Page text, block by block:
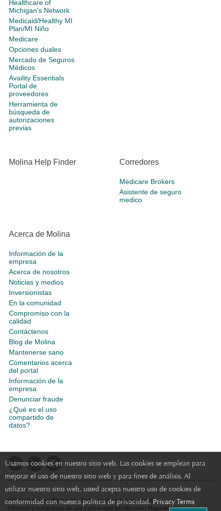
Usamos cookies en nuestro sitio web. Las cookies se emplean para
mejorar el uso de nuestro sitio web y para fines de análisis. Al
utilizar nuestro sitio web, usted acepta nuestro uso de cookies de
conformidad con nuestra política de privacidad.Privacy Terms
Healthcare of
Michigan's Network
Medicaid/Healthy MI
Plan/MI Niño
Medicare
Opciones duales
Mercado de Seguros
Médicos
Availity Essentials
Portal de
proveedores
Herramienta de
búsqueda de
autorizaciones
previas
Molina Help Finder Corredores
Medicare Brokers
Asistente de seguro
medico
Acerca de Molina
Información de la
empresa
Acerca de nosotros
Noticias y medios
Inversionistas
En la comunidad
Compromiso con la
calidad
Contáctenos
Blog de Molina
Mantenerse sano
Comentarios acerca
del portal
Información de la
empresa
Denunciar fraude
¿Qué es el uso
compartido de
datos?
©2023 Molina Healthcare, Inc. Todos los derechos reservados.
Términos y condiciones de uso y privacidad del sitio web
Mapa del sitio